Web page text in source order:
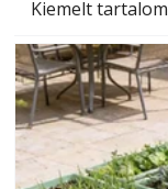
Kiemelt tartalom